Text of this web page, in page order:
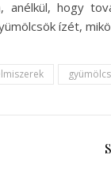
anélkül, hogy
ízét,